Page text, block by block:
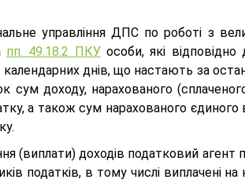
управління ДПС по роботі з
пп. 49.18.2 ПКУособи, які
днів, що настають за
сум доходу, нарахованого
а також сум нарахованого
(виплати) доходів податковий
податків, в тому числі виплачені